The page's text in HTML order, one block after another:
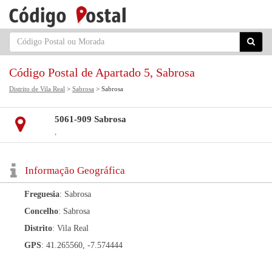
Código Postal de Apartado 5, Sabrosa
Distrito de Vila Real > Sabrosa > Sabrosa
5061-909 Sabrosa
,
Informação Geográfica
Freguesia: Sabrosa
Concelho: Sabrosa
Distrito: Vila Real
GPS: 41.265560, -7.574444